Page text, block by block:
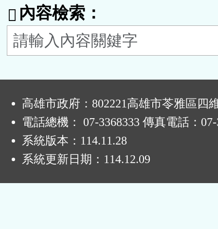
按
鈕
內容檢索：
高雄市政府：802221高雄市苓雅區四
電話總機： 07-3368333 傳真電話：07-
系統版本： 114.11.28
系統更新日期： 114.12.09